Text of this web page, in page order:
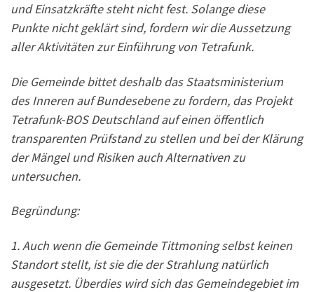
und Einsatzkräfte steht nicht fest. Solange diese
Punkte nicht geklärt sind, fordern wir die Aussetzung
aller Aktivitäten zur Einführung von Tetrafunk.
Die Gemeinde bittet deshalb das Staatsministerium
des Inneren auf Bundesebene zu fordern, das Projekt
Tetrafunk-BOS Deutschland auf einen öffentlich
transparenten Prüfstand zu stellen und bei der Klärung
der Mängel und Risiken auch Alternativen zu
untersuchen.
Begründung:
1. Auch wenn die Gemeinde Tittmoning selbst keinen
Standort stellt, ist sie die der Strahlung natürlich
ausgesetzt. Überdies wird sich das Gemeindegebiet im